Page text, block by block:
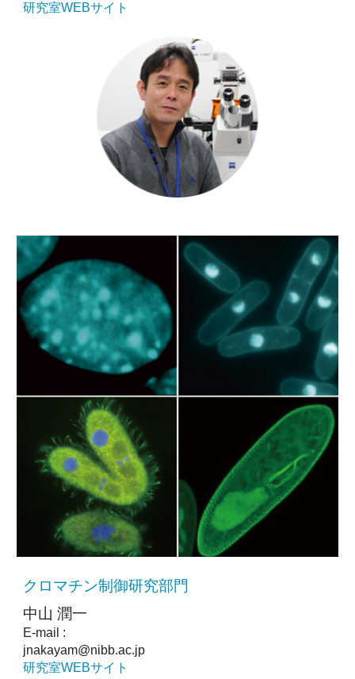
研究室WEBサイト
クロマチン制御研究部門
中山 潤一
E-mail :
jnakayam@nibb.ac.jp
研究室WEBサイト